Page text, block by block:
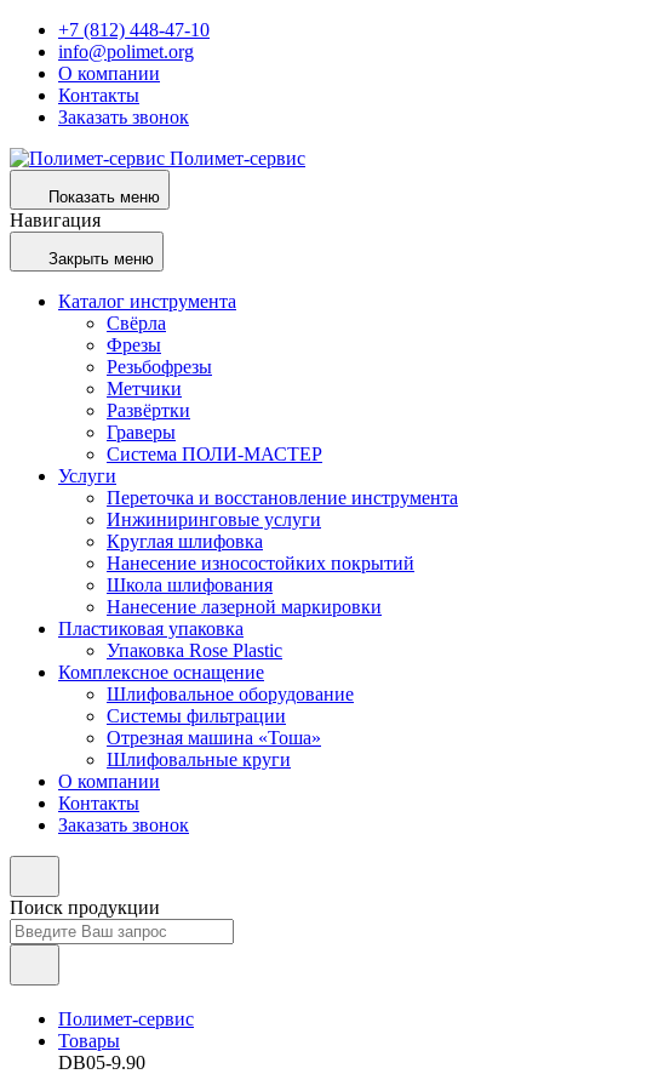
+7 (812) 448-47-10
info@polimet.org
О компании
Контакты
Заказать звонок
Полимет-сервис
Показать меню
Навигация
Закрыть меню
Каталог инструмента
Свёрла
Фрезы
Резьбофрезы
Метчики
Развёртки
Граверы
Система ПОЛИ-МАСТЕР
Услуги
Переточка и восстановление инструмента
Инжиниринговые услуги
Круглая шлифовка
Нанесение износостойких покрытий
Школа шлифования
Нанесение лазерной маркировки
Пластиковая упаковка
Упаковка Rose Plastic
Комплексное оснащение
Шлифовальное оборудование
Системы фильтрации
Отрезная машина «Тоша»
Шлифовальные круги
О компании
Контакты
Заказать звонок
Поиск продукции
Полимет-сервис
Товары
DB05-9.90